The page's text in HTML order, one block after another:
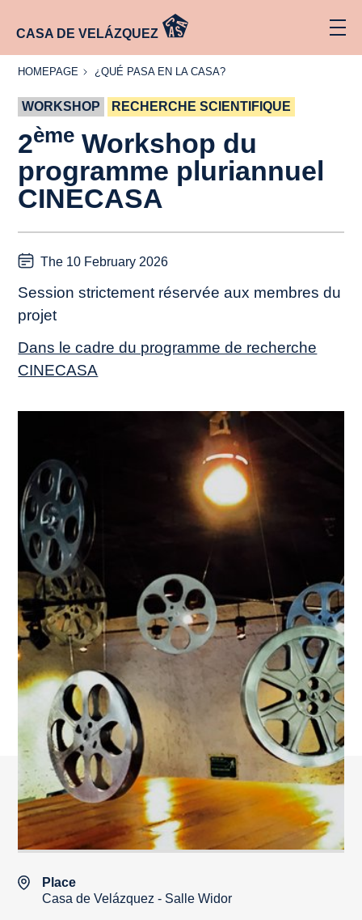
CASA DE VELÁZQUEZ
HOMEPAGE
HOMEPAGE
¿QUÉ
CASA?
¿QUÉ PASA EN LA CASA?
WORKSHOP RECHERCHE SCIENTIFIQUE
2ème Workshop du
programme pluriannuel
CINECASA
The 10 February 2026
Session strictement réservée aux membres du
projet
Dans le cadre du programme de recherche
CINECASA
Place
Casa de Velázquez - Salle Widor